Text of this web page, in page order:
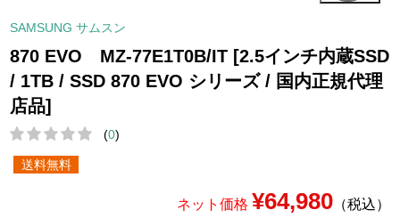
SAMSUNG サムスン
870 EVO MZ-77E1T0B/IT [2.5インチ内蔵SSD
/ 1TB / SSD 870 EVO シリーズ / 国内正規代理
店品]
(0)
送料無料
ネット価格 ¥64,980（税込）